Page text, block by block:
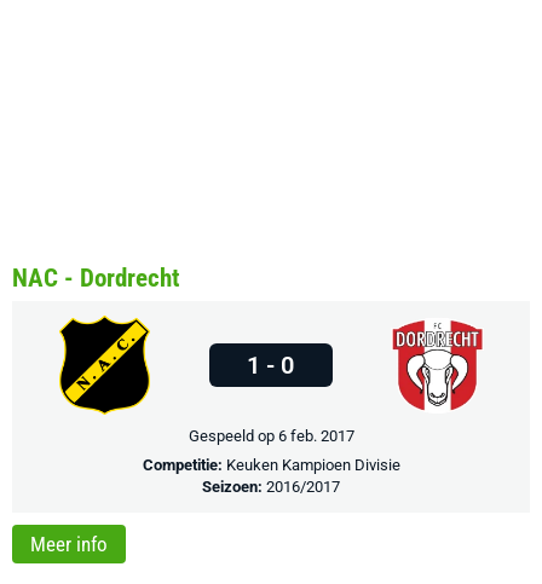
NAC - Dordrecht
1 - 0
Gespeeld op 6 feb. 2017
Competitie: Keuken Kampioen Divisie
Seizoen: 2016/2017
Meer info